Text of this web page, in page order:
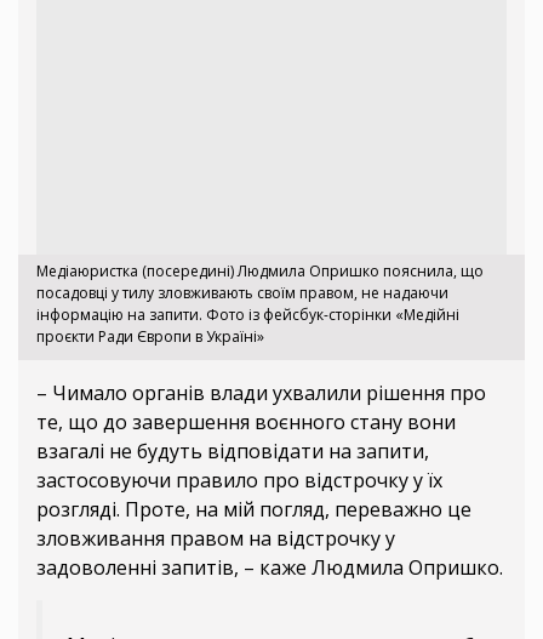
Медіаюристка (посередині) Людмила Опришко пояснила, що
посадовці у тилу зловживають своїм правом, не надаючи
інформацію на запити. Фото із фейсбук-сторінки «Медійні
проєкти Ради Європи в Україні»
– Чимало органів влади ухвалили рішення про
те, що до завершення воєнного стану вони
взагалі не будуть відповідати на запити,
застосовуючи правило про відстрочку у їх
розгляді. Проте, на мій погляд, переважно це
зловживання правом на відстрочку у
задоволенні запитів, – каже Людмила Опришко.